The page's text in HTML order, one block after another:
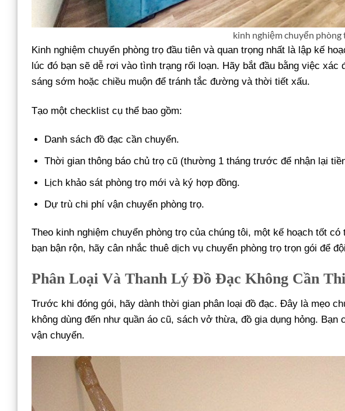
kinh nghiệm chuyển phòng
Kinh nghiệm chuyển phòng trọ đầu tiên và quan trọng nhất là lập kế
lúc đó bạn sẽ dễ rơi vào tình trạng rối loạn. Hãy bắt đầu bằng việc
sáng sớm hoặc chiều muộn để tránh tắc đường và thời tiết xấu.
Tạo một checklist cụ thể bao gồm:
Danh sách đồ đạc cần chuyển.
Thời gian thông báo chủ trọ cũ (thường 1 tháng trước để nhận lại
Lịch khảo sát phòng trọ mới và ký hợp đồng.
Dự trù chi phí vận chuyển phòng trọ.
Theo kinh nghiệm chuyển phòng trọ của chúng tôi, một kế hoạch tốt
bạn bận rộn, hãy cân nhắc thuê dịch vụ chuyển phòng trọ trọn gói để
Phân Loại Và Thanh Lý Đồ Đạc Không Cần
Trước khi đóng gói, hãy dành thời gian phân loại đồ đạc. Đây là mẹo
không dùng đến như quần áo cũ, sách vở thừa, đồ gia dụng hỏng.
vận chuyển.